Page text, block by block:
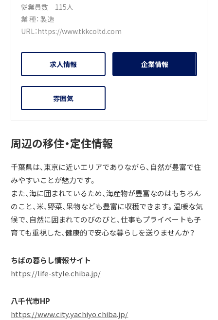
従業員数 115人
業 種：製造
URL：https://www.tkkcoltd.com
求人情報 企業情報
雰囲気
周辺の移住・定住情報
千葉県は、東京に近いエリアでありながら、自然が豊富で住
みやすいことが魅力です。
また、海に囲まれているため、海産物が豊富なのはもちろん
のこと、米、野菜、果物なども豊富に収穫できます。温暖な気
候で、自然に囲まれてのびのびと、仕事もプライベートも子
育ても重視した、健康的で安心な暮らしを送りませんか？
ちばの暮らし情報サイト
https://life-style.chiba.jp/
八千代市HP
https://www.city.yachiyo.chiba.jp/